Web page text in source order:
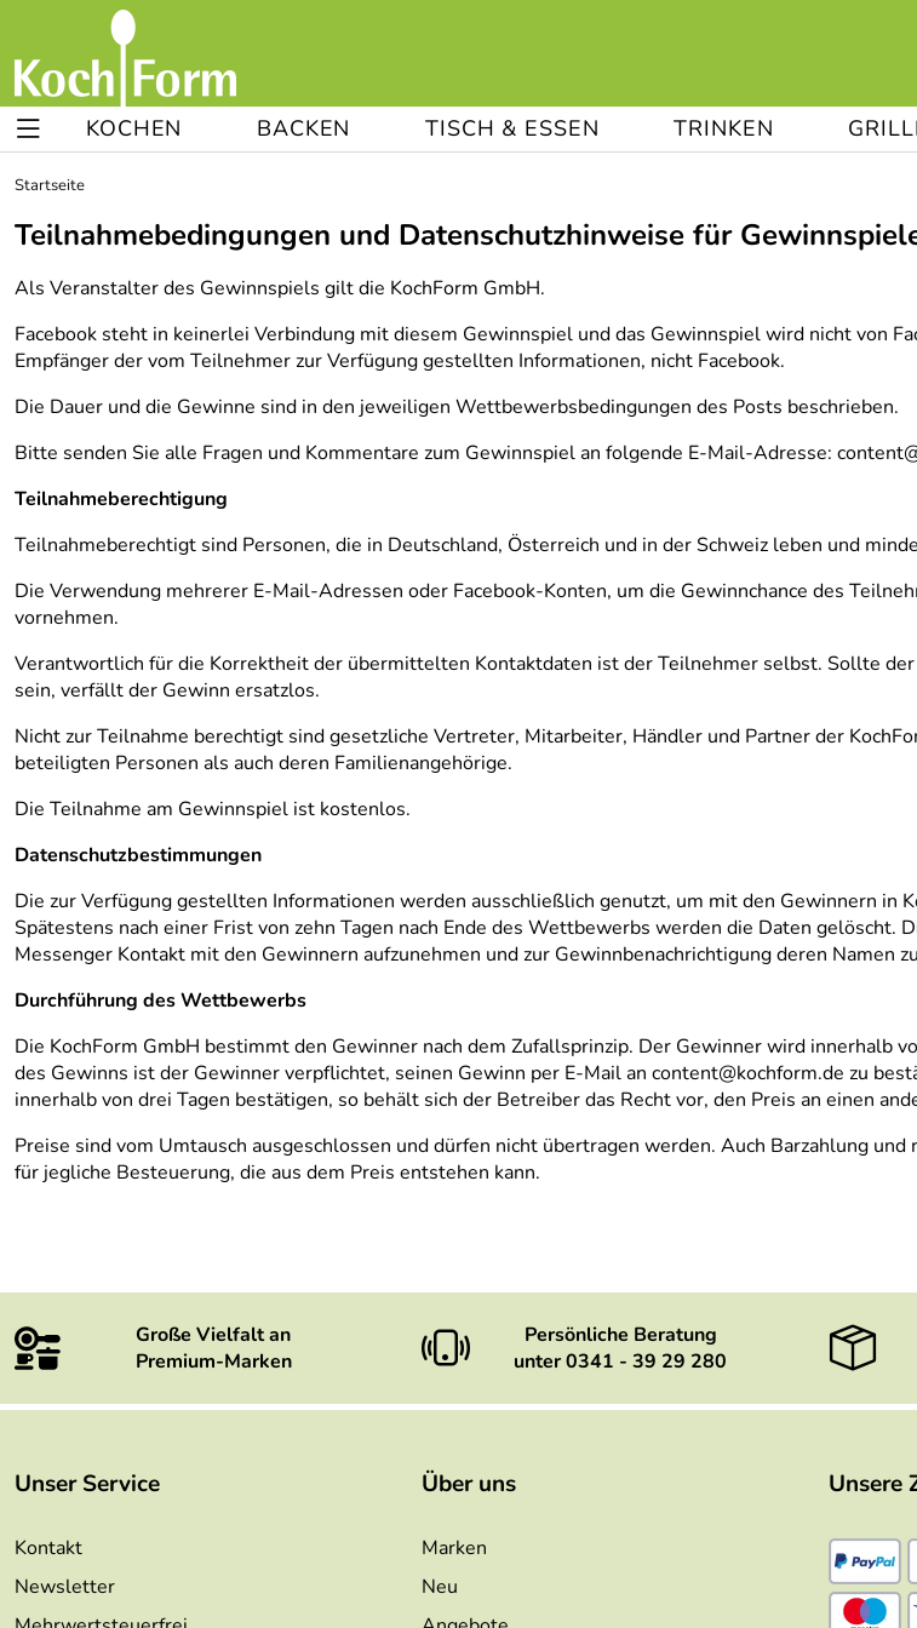
KOCHEN BACKEN TISCH & ESSEN TRINKEN
Startseite
Teilnahmebedingungen und Datenschutzhinweise für
Als Veranstalter des Gewinnspiels gilt die KochForm GmbH.
Facebook steht in keinerlei Verbindung mit diesem Gewinnspiel und das Gewinnspiel wird nicht von
Empfänger der vom Teilnehmer zur Verfügung gestellten Informationen, nicht Facebook.
Die Dauer und die Gewinne sind in den jeweiligen Wettbewerbsbedingungen des Posts beschrieben.
Bitte senden Sie alle Fragen und Kommentare zum Gewinnspiel an folgende E-Mail-Adresse:
Teilnahmeberechtigung
Teilnahmeberechtigt sind Personen, die in Deutschland, Österreich und in der Schweiz leben und
Die Verwendung mehrerer E-Mail-Adressen oder Facebook-Konten, um die Gewinnchance des
vornehmen.
Verantwortlich für die Korrektheit der übermittelten Kontaktdaten ist der Teilnehmer selbst. Sollte
sein, verfällt der Gewinn ersatzlos.
Nicht zur Teilnahme berechtigt sind gesetzliche Vertreter, Mitarbeiter, Händler und Partner der
beteiligten Personen als auch deren Familienangehörige.
Die Teilnahme am Gewinnspiel ist kostenlos.
Datenschutzbestimmungen
Die zur Verfügung gestellten Informationen werden ausschließlich genutzt, um mit den Gewinnern in
Spätestens nach einer Frist von zehn Tagen nach Ende des Wettbewerbs werden die Daten gelöscht.
Messenger Kontakt mit den Gewinnern aufzunehmen und zur Gewinnbenachrichtigung deren Namen
Durchführung des Wettbewerbs
Die KochForm GmbH bestimmt den Gewinner nach dem Zufallsprinzip. Der Gewinner wird
des Gewinns ist der Gewinner verpflichtet, seinen Gewinn per E-Mail an content@kochform.de zu
innerhalb von drei Tagen bestätigen, so behält sich der Betreiber das Recht vor, den Preis an einen
Preise sind vom Umtausch ausgeschlossen und dürfen nicht übertragen werden. Auch Barzahlung
für jegliche Besteuerung, die aus dem Preis entstehen kann.
Große Vielfalt an
Premium-Marken
Persönliche Beratung
unter 0341 - 39 29 280
Unser Service
Kontakt
Newsletter
Über uns
Marken
Neu
Unsere